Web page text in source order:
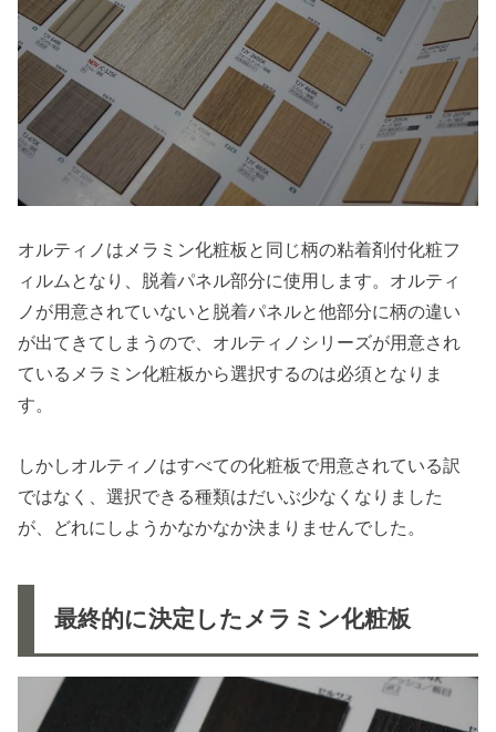
オルティノはメラミン化粧板と同じ柄の粘着剤付化粧フ
ィルムとなり、脱着パネル部分に使用します。オルティ
ノが用意されていないと脱着パネルと他部分に柄の違い
が出てきてしまうので、オルティノシリーズが用意され
ているメラミン化粧板から選択するのは必須となりま
す。
しかしオルティノはすべての化粧板で用意されている訳
ではなく、選択できる種類はだいぶ少なくなりました
が、どれにしようかなかなか決まりませんでした。
最終的に決定したメラミン化粧板